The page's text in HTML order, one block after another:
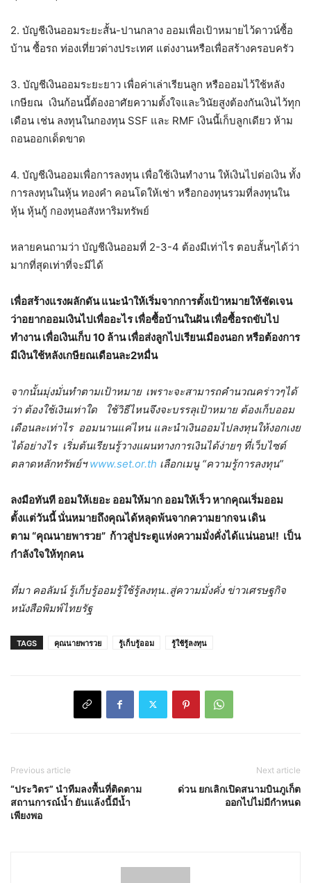
​2. บัญชีเงินออมระยะสั้น-ปานกลาง ออมเพื่อเป้าหมายไว้ดาวน์ซื้อ
บ้าน ซื้อรถ ท่องเที่ยวต่างประเทศ แต่งงานหรือเพื่อสร้างครอบครัว
3. บัญชีเงินออมระยะยาว เพื่อค่าเล่าเรียนลูก หรือออมไว้ใช้หลัง
เกษียณ เงินก้อนนี้ต้องอาศัยความตั้งใจและวินัยสูงต้องกันเงินไว้ทุก
เดือน เช่น ลงทุนในกองทุน SSF และ RMF เงินนี้เก็บลูกเดียว ห้าม
ถอนออกเด็ดขาด
​4. บัญชีเงินออมเพื่อการลงทุน เพื่อใช้เงินทำงาน ให้เงินไปต่อเงิน ทั้ง
การลงทุนในหุ้น ทองคำ คอนโดให้เช่า หรือกองทุนรวมที่ลงทุนใน
หุ้น หุ้นกู้ กองทุนอสังหาริมทรัพย์
​หลายคนถามว่า บัญชีเงินออมที่ 2-3-4 ต้องมีเท่าไร ตอบสั้นๆได้ว่า
มากที่สุดเท่าที่จะมีได้
เพื่อสร้างแรงผลักดัน แนะนำให้เริ่มจากการตั้งเป้าหมายให้ชัดเจน
ว่าอยากออมเงินไปเพื่ออะไร เพื่อซื้อบ้านในฝัน เพื่อซื้อรถขับไป
ทำงาน เพื่อเงินเก็บ 10 ล้าน เพื่อส่งลูกไปเรียนเมืองนอก หรือต้องการ
มีเงินใช้หลังเกษียณเดือนละ2หมื่น
จากนั้นมุ่งมั่นทำตามเป้าหมาย เพราะจะสามารถคำนวณคร่าวๆได้
ว่า ต้องใช้เงินเท่าใด ใช้วิธีไหนจึงจะบรรลุเป้าหมาย ต้องเก็บออม
เดือนละเท่าไร ออมนานแค่ไหน และนำเงินออมไปลงทุนให้งอกเงย
ได้อย่างไร เริ่มต้นเรียนรู้วางแผนทางการเงินได้ง่ายๆ ที่เว็บไซต์
ตลาดหลักทรัพย์ฯwww.set.or.th เลือกเมนู “ความรู้การลงทุน”
ลงมือทันที ออมให้เยอะ ออมให้มาก ออมให้เร็ว หากคุณเริ่มออม
ตั้งแต่วันนี้ นั่นหมายถึงคุณได้หลุดพ้นจากความยากจน เดิน
ตาม “คุณนายพารวย” ก้าวสู่ประตูแห่งความมั่งคั่งได้แน่นอน!! เป็น
กำลังใจให้ทุกคน
ที่มา คอลัมน์ รู้เก็บรู้ออมรู้ใช้รู้ลงทุน..สู่ความมั่งคั่ง ข่าวเศรษฐกิจ
หนังสือพิมพ์ไทยรัฐ
TAGS คุณนายพารวย รู้เก็บรู้ออม รู้ใช้รู้ลงทุน
Previous article
“ประวิตร” นำทีมลงพื้นที่ติดตาม
สถานการณ์น้ำ ยันแล้งนี้มีน้ำ
เพียงพอ
Next article
ด่วน ยกเลิกเปิดสนามบินภูเก็ต
ออกไปไม่มีกำหนด